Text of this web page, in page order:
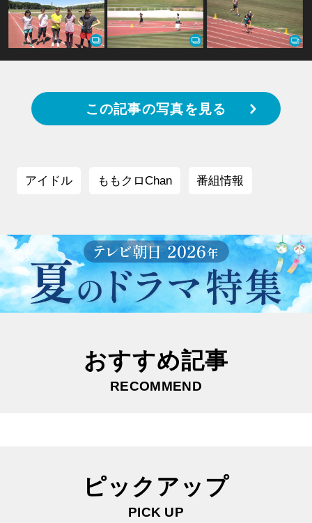
この記事の写真を見る
アイドル ももクロChan 番組情報
おすすめ記事
RECOMMEND
ピックアップ
PICK UP